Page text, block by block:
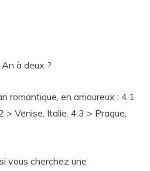
à deux ?
romantique, en amoureux : 4.1
> Venise, Italie. 4.3 > Prague,
vous cherchez une